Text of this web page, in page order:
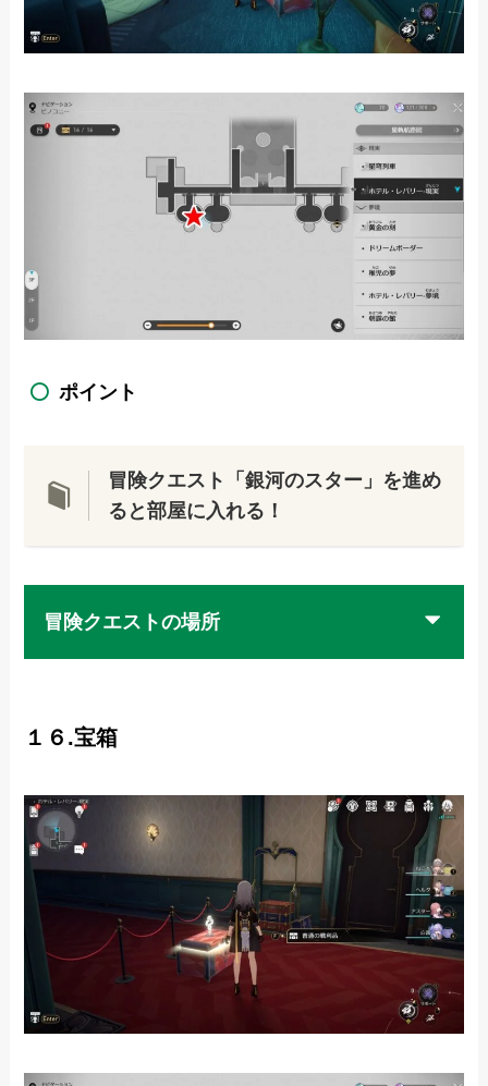
ポイント
冒険クエスト「銀河のスター」を進め
ると部屋に入れる！
冒険クエストの場所
１６.宝箱